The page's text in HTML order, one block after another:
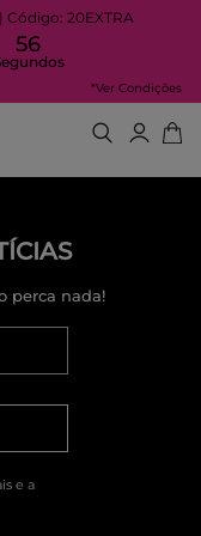
Código: 20EXTRA
56
*Ver Condições
perca nada!
e a